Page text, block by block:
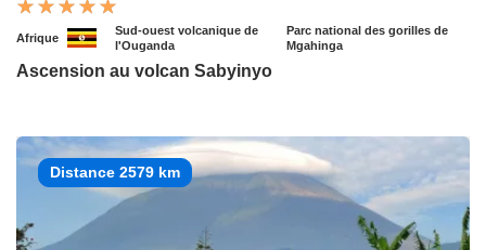
Afrique
Sud-ouest volcanique de
l'Ouganda
Parc national des gorilles de
Mgahinga
Ascension au volcan Sabyinyo
Distance 2579 km